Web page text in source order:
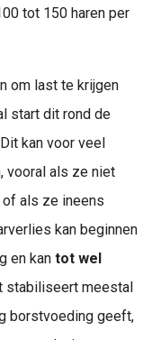
tot 150 haren per
om last te krijgen
start dit rond de
kan voor veel
vooral als ze niet
of als ze ineens
kan beginnen
en kan tot wel
stabiliseert meestal
borstvoeding geeft,